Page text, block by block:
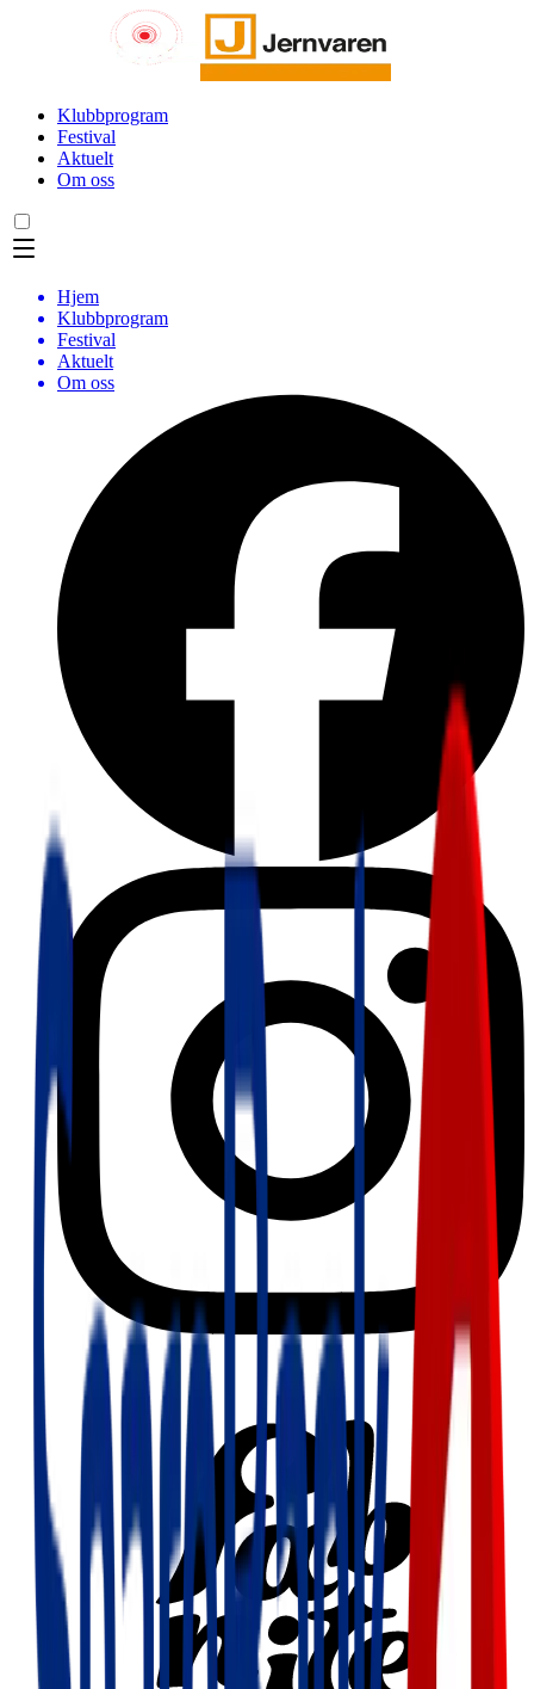
Klubbprogram
Festival
Aktuelt
Om oss
Hjem
Klubbprogram
Festival
Aktuelt
Om oss